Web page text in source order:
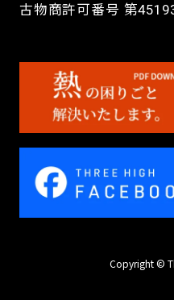
古物商許可番号 第
Copyright ©